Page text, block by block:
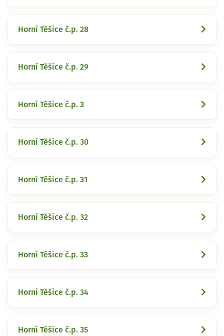
Horní Těšice č.p. 28
Horní Těšice č.p. 29
Horní Těšice č.p. 3
Horní Těšice č.p. 30
Horní Těšice č.p. 31
Horní Těšice č.p. 32
Horní Těšice č.p. 33
Horní Těšice č.p. 34
Horní Těšice č.p. 35